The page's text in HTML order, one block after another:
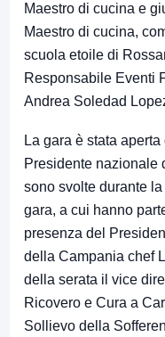
Maestro di cucina e
Maestro di cucina,
scuola etoile di
Responsabile Eventi
Andrea Soledad
La gara è stata
Presidente nazionale
sono svolte durante
gara, a cui hanno
presenza del
della Campania chef
della serata il vice
Ricovero e Cura a
Sollievo della